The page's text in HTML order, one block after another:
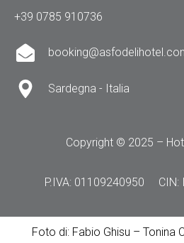
Copyright © 2025 –
P.IVA: 01109240950 CIN:
+39 0785 910736
Sardegna - Italia
Foto di: Fabio Ghisu – Tonina